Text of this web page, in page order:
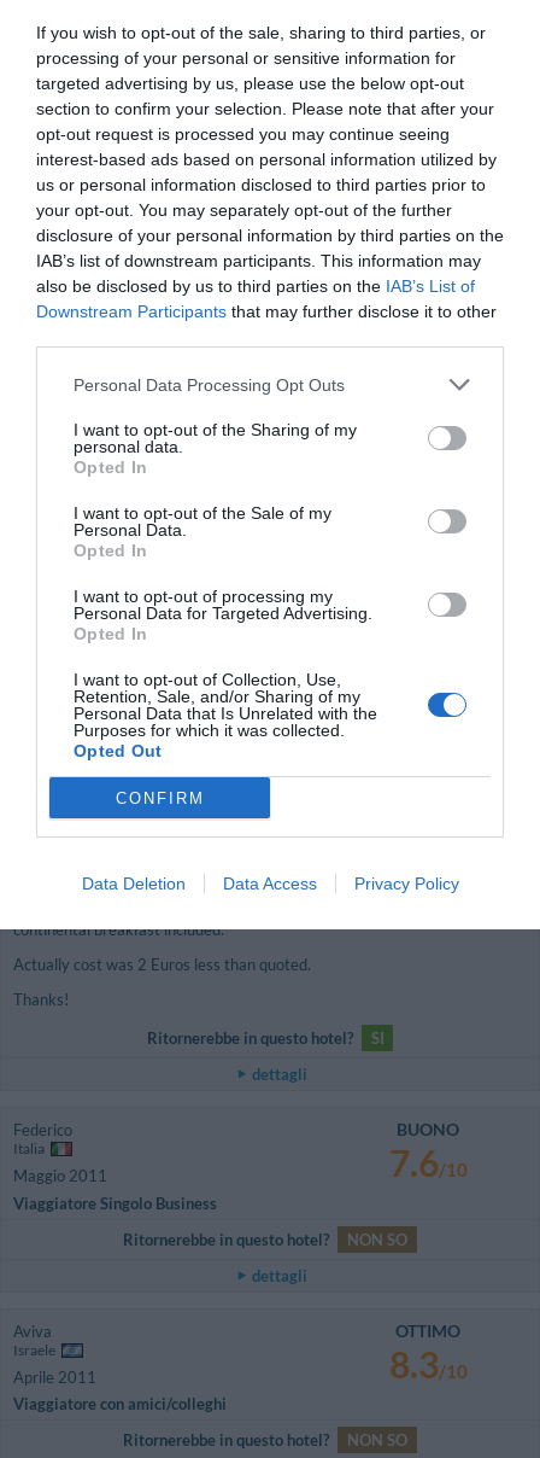
If you wish to opt-out of the sale, sharing to third parties, or
processing of your personal or sensitive information for
targeted advertising by us, please use the below opt-out
section to confirm your selection. Please note that after your
opt-out request is processed you may continue seeing
interest-based ads based on personal information utilized by
us or personal information disclosed to third parties prior to
your opt-out. You may separately opt-out of the further
disclosure of your personal information by third parties on the
IAB’s list of downstream participants. This information may
also be disclosed by us to third parties on the IAB’s List of
Downstream Participants that may further disclose it to other
Personal Data Processing Opt Outs
I want to opt-out of the Sharing of my
personal data.
Opted In
I want to opt-out of the Sale of my
Personal Data.
Opted In
I want to opt-out of processing my
Personal Data for Targeted Advertising.
Opted In
I want to opt-out of Collection, Use,
Retention, Sale, and/or Sharing of my
Personal Data that Is Unrelated with the
Purposes for which it was collected.
Opted Out
CONFIRM
Data Deletion Data Access Privacy Policy
dettagli
Alain
Canada
Maggio 2012
Viaggiatore Singolo Business
ECCEZIONALE
9.8/10
Ritornerebbe in questo hotel?
SI
dettagli
Marc
Viaggiatore con amici/colleghi
ECCEZIONALE
10/10
Ritornerebbe in questo hotel?
Giugno 2011
Viaggiatore Singolo Business
8.2/10
dettagli
Viaggiatore con amici/colleghi
9.1
the Fiumicino airport exit, after passing the airport.
continental breakfast included.
Actually cost was 2 Euros less than quoted.
Thanks!
Ritornerebbe in questo hotel?
SI
dettagli
Federico
Italia
Maggio 2011
Viaggiatore Singolo Business
BUONO
7.6/10
Ritornerebbe in questo hotel?
NON SO
dettagli
Aviva
Israele
Aprile 2011
Viaggiatore con amici/colleghi
OTTIMO
8.3/10
Ritornerebbe in questo hotel?
NON SO